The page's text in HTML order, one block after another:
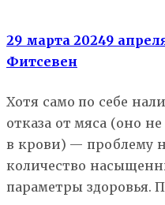
29 марта 20249
Фитсевен
Хотя само по себе
отказа от мяса (оно
в крови) — проблему
количество
параметры здоровья.